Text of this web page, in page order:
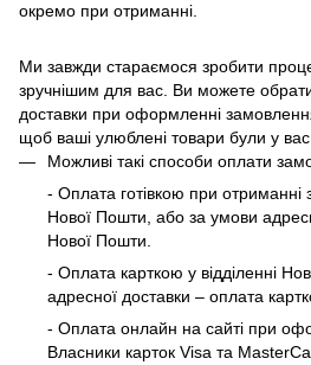
окремо при отриманні.
Ми завжди стараємося зробити
зручнішим для вас. Ви можете
доставки при оформленні
щоб ваші улюблені товари були у
Можливі такі способи оплати
- Оплата готівкою при отриманні
Нової Пошти, або за умови
Нової Пошти.
- Оплата карткою у відділенні
адресної доставки – оплата
- Оплата онлайн на сайті при
Власники карток Visa та